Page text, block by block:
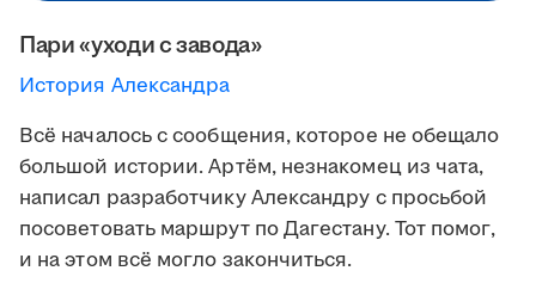
Пари «уходи с завода»
История Александра
Всё началось с сообщения, которое не обещало
большой истории. Артём, незнакомец из чата,
написал разработчику Александру с просьбой
посоветовать маршрут по Дагестану. Тот помог,
и на этом всё могло закончиться.